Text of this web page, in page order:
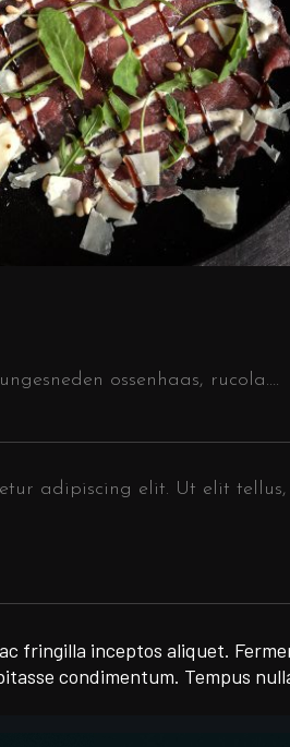
ossenhaas, rucola….
adipiscing elit. Ut elit
fringilla inceptos aliquet.
condimentum. Tempus